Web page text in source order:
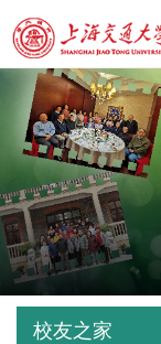
校友之家